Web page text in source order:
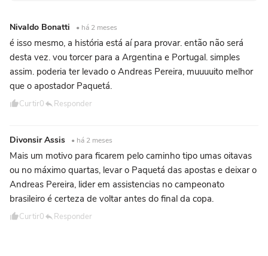
Nivaldo Bonatti • há 2 meses
é isso mesmo, a história está aí para provar. então não será
desta vez. vou torcer para a Argentina e Portugal. simples
assim. poderia ter levado o Andreas Pereira, muuuuito melhor
que o apostador Paquetá.
Curtir0 Responder
Divonsir Assis • há 2 meses
Mais um motivo para ficarem pelo caminho tipo umas oitavas
ou no máximo quartas, levar o Paquetá das apostas e deixar o
Andreas Pereira, lider em assistencias no campeonato
brasileiro é certeza de voltar antes do final da copa.
Curtir0 Responder